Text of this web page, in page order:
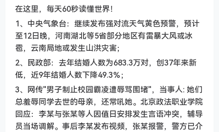
在这里，每天60秒读懂世界！
1、中央气象台：继续发布强对流天气黄色预警，预计
至12日晚，河南湖北等5省部分地区有雷暴大风或冰
雹，云南局地或发生山洪灾害；
2、民政部：去年结婚人数为683.3万对，创37年来新
低，近9年结婚人数下降49.3％；
3、网传"男子制止校园霸凌遭辱骂围堵"，当事人: 她们
总羞辱同学去世的母亲，还常吼她。北京政法职业学院
回应：李某与张某等人因值日安排发生言语冲突，辅导
员当场调解。事后李某发布视频，张某报警，警方已介